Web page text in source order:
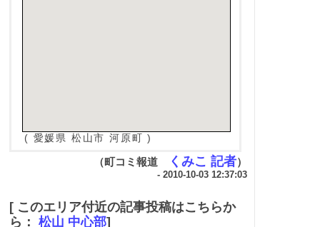
( 愛媛県 松山市 河原町 )
（町コミ報道 くみこ 記者）
- 2010-10-03 12:37:03
[ このエリア付近の記事投稿はこちらか
ら： 松山 中心部]